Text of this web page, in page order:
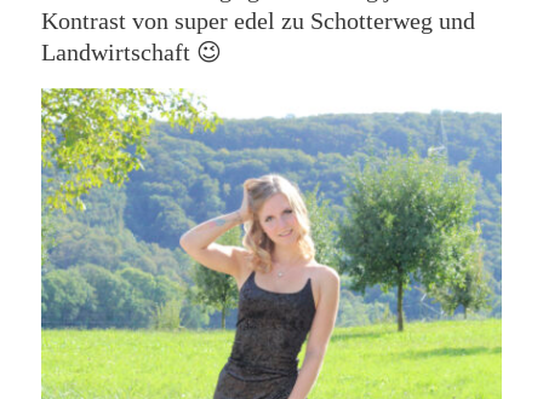
Kontrast von super edel zu Schotterweg und
Landwirtschaft 😉